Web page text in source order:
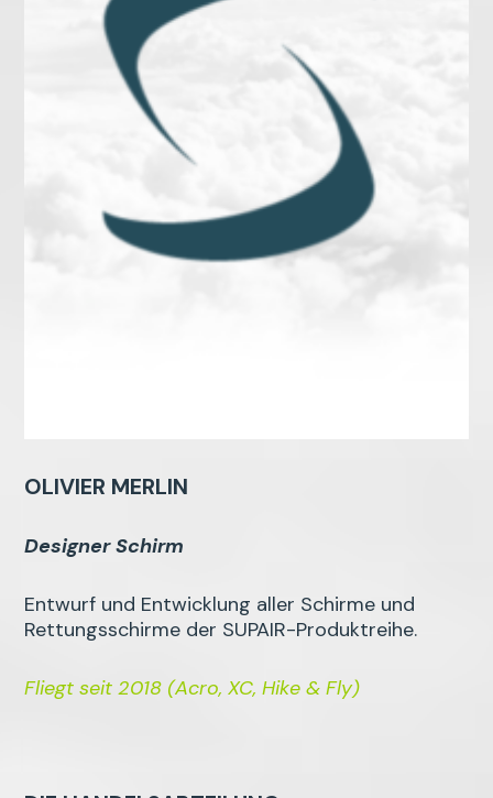
OLIVIER MERLIN
Designer Schirm
Entwurf und Entwicklung aller Schirme und
Rettungsschirme der SUPAIR-Produktreihe.
Fliegt seit 2018 (Acro, XC, Hike & Fly)